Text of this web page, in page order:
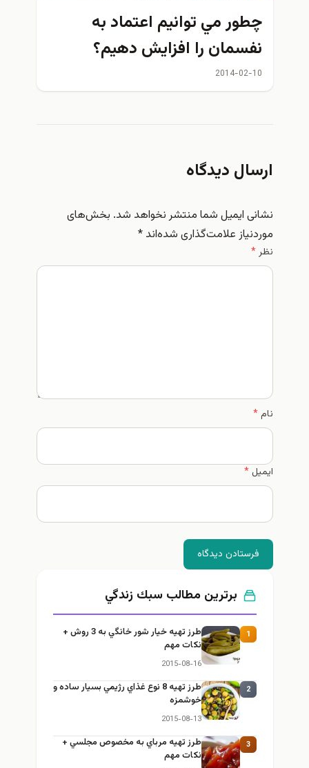
چطور مي توانيم اعتماد به
نفسمان را افزايش دهيم؟
2014-02-10
ارسال دیدگاه
نشانی ایمیل شما منتشر نخواهد شد. بخش‌های
موردنیاز علامت‌گذاری شده‌اند*
نظر*
نام*
ایمیل*
فرستادن دیدگاه
برترین مطالب سبك زندگي
1
طرز تهيه خیار شور خانگي به 3 روش +
نكات مهم
2015-08-16
2
طرز تهيه 8 نوع غذاي رژيمي بسيار ساده و
خوشمزه
2015-08-13
3
طرز تهيه مرباي به مخصوص مجلسي +
نكات مهم